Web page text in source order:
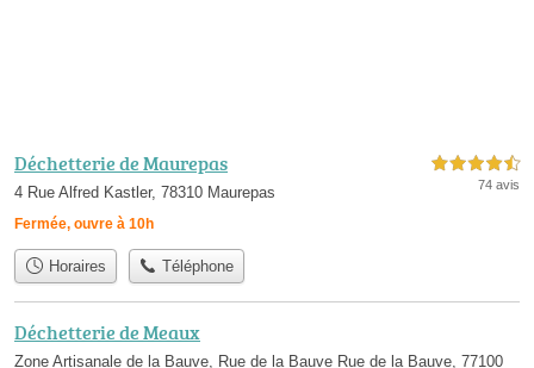
Déchetterie de Maurepas
4 Rue Alfred Kastler, 78310 Maurepas
Fermée, ouvre à 10h
4,5 étoiles sur 5
74 avis
Horaires Téléphone
Déchetterie de Meaux
Zone Artisanale de la Bauve, Rue de la Bauve Rue de la Bauve, 77100